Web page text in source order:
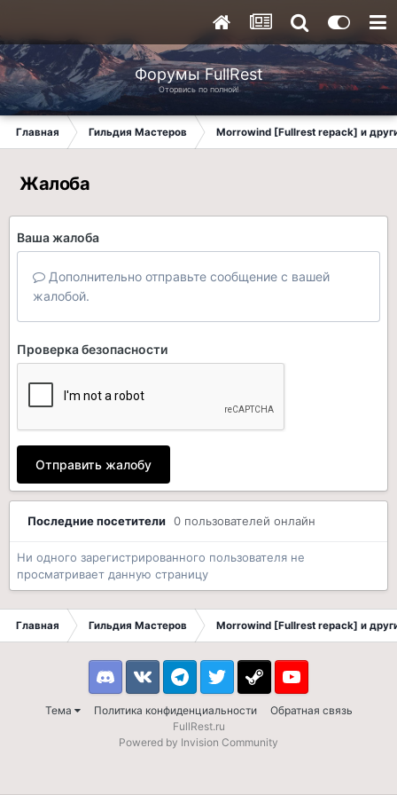
Форумы FullRest
Оторвись по полной!
Главная Гильдия Мастеров Morrowind [Fullrest repack] и
Жалоба
Ваша жалоба
Дополнительно отправьте сообщение с вашей
жалобой.
Проверка безопасности
Отправить жалобу
Последние посетители 0 пользователей онлайн
Ни одного зарегистрированного пользователя не
просматривает данную страницу
Главная Гильдия Мастеров Morrowind [Fullrest repack] и
Тема Политика конфиденциальности Обратная связь
DiscordVK TelegramTwitter Steam Youtube
FullRest.ru
Powered by Invision Community